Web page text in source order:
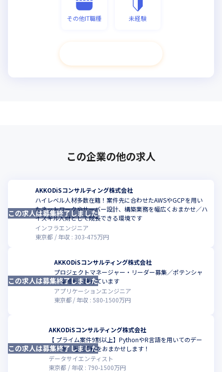
その他IT職種 未経験
この企業の他の求人
AKKODiSコンサルティング株式会社
ハイレベル人材多数在籍！案件先に合わせたAWSやGCPを用い
たネットワークやサーバー設計、構築業務を幅広くおまかせ／ハ
イスキル人財として成長できる環境です
インフラエンジニア
東京都
年収 : 303-475万円
この求人は募集終了しました
AKKODiSコンサルティング株式会社
プロジェクトマネージャー・リーダー募集／ポテンシャ
ル採用も実施しています
アプリケーションエンジニア
東京都
年収 :580-1500万円
この求人は募集終了しました
AKKODiSコンサルティング株式会社
【 プライム案件9割以上】PythonやR言語を用いてのデー
タ分析、上流工程をおまかせします！
データサイエンティスト
東京都
年収 : 790-1500万円
この求人は募集終了しました